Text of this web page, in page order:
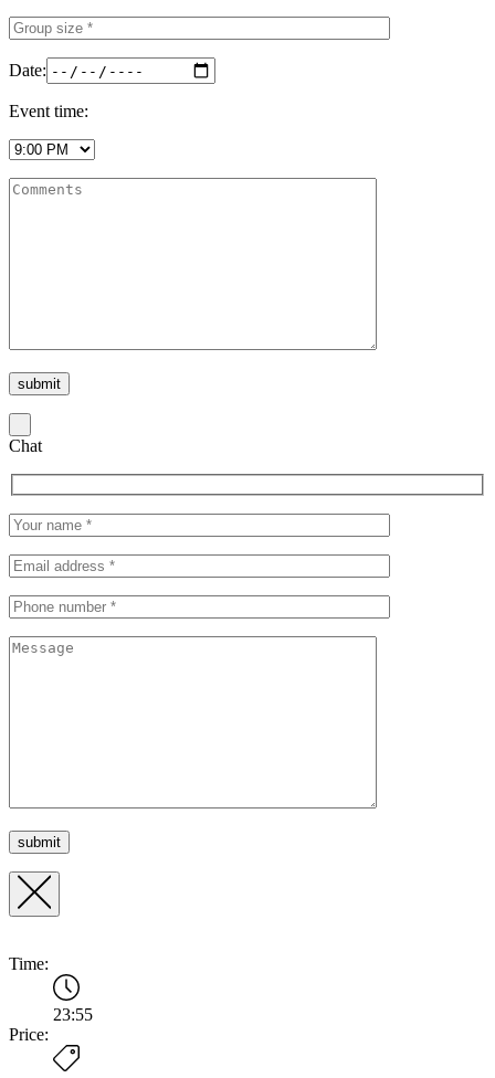
Date:
Event time:
Chat
Time:
23:55
Price: